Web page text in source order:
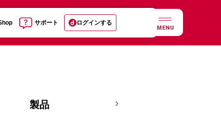
サポート ログインする
MENU
製品